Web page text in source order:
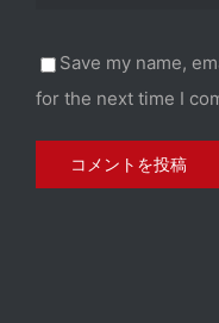
Save my name,
for the next time I